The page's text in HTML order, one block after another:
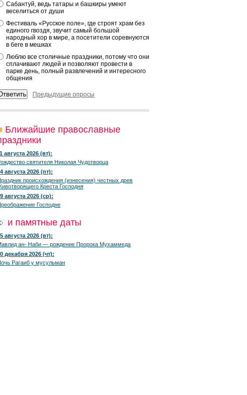
Сабантуй, ведь татары и башкиры умеют
веселиться от души
Фестиваль «Русское поле», где строят храм без
единого гвоздя, звучит самый большой
народный хор в мире, а посетители соревнуются
в беге в мешках
Люблю все столичные праздники, потому что они
сплачивают людей и позволяют провести в
парке день, полный развлечений и интересного
общения
Предыдущие опросы
Ближайшие православные
августа 2026 (вт):
святителя Николая Чудотворца
августа 2026 (пт):
происхождения (изнесения) честных древ
Креста Господня
августа 2026 (ср):
Господне
и памятные даты
августа 2026 (вт):
ан- Наби — рождение Пророка Мухаммеда
декабря 2026 (чт):
Рагаиб у мусульман